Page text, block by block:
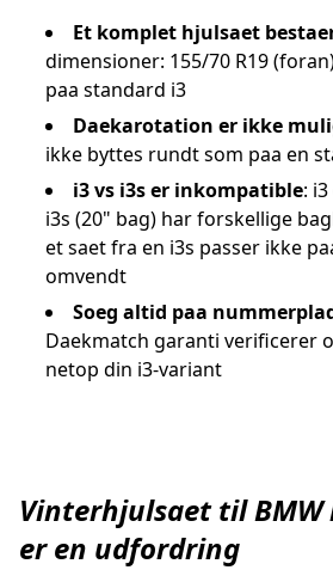
Et komplet hjulsaet
dimensioner: 155/70 R19
paa standard i3
Daekarotation er ikke
ikke byttes rundt som paa en
i3 vs i3s er inkompatible:
i3s (20" bag) har forskellige
et saet fra en i3s passer ikke
omvendt
Soeg altid paa
Daekmatch garanti verificerer
netop din i3-variant
Vinterhjulsaet til BMW
er en udfordring